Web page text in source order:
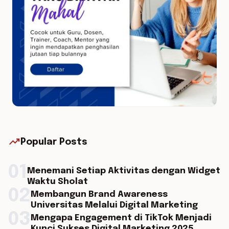
trending_up Popular Posts
Menemani Setiap Aktivitas dengan Widget
Waktu Sholat
Membangun Brand Awareness
Universitas Melalui Digital Marketing
Mengapa Engagement di TikTok Menjadi